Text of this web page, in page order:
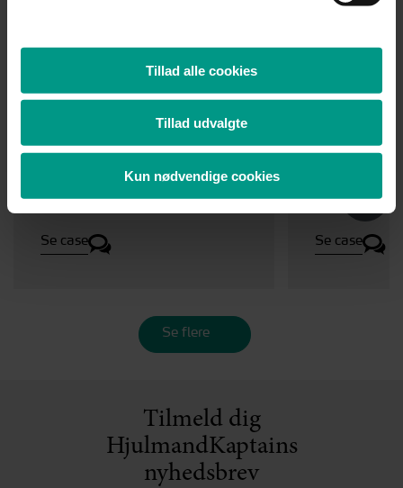
Tillad alle cookies
Tillad udvalgte
Kun nødvendige cookies
HjulmandKaptain
rådgiver Nordiccraft &
Se case
rådgiver
Se case
Se flere
Tilmeld dig
HjulmandKaptains
nyhedsbrev